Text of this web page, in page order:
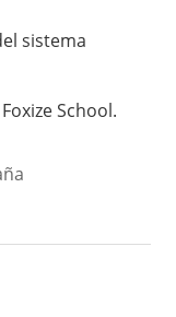
sistema
School.